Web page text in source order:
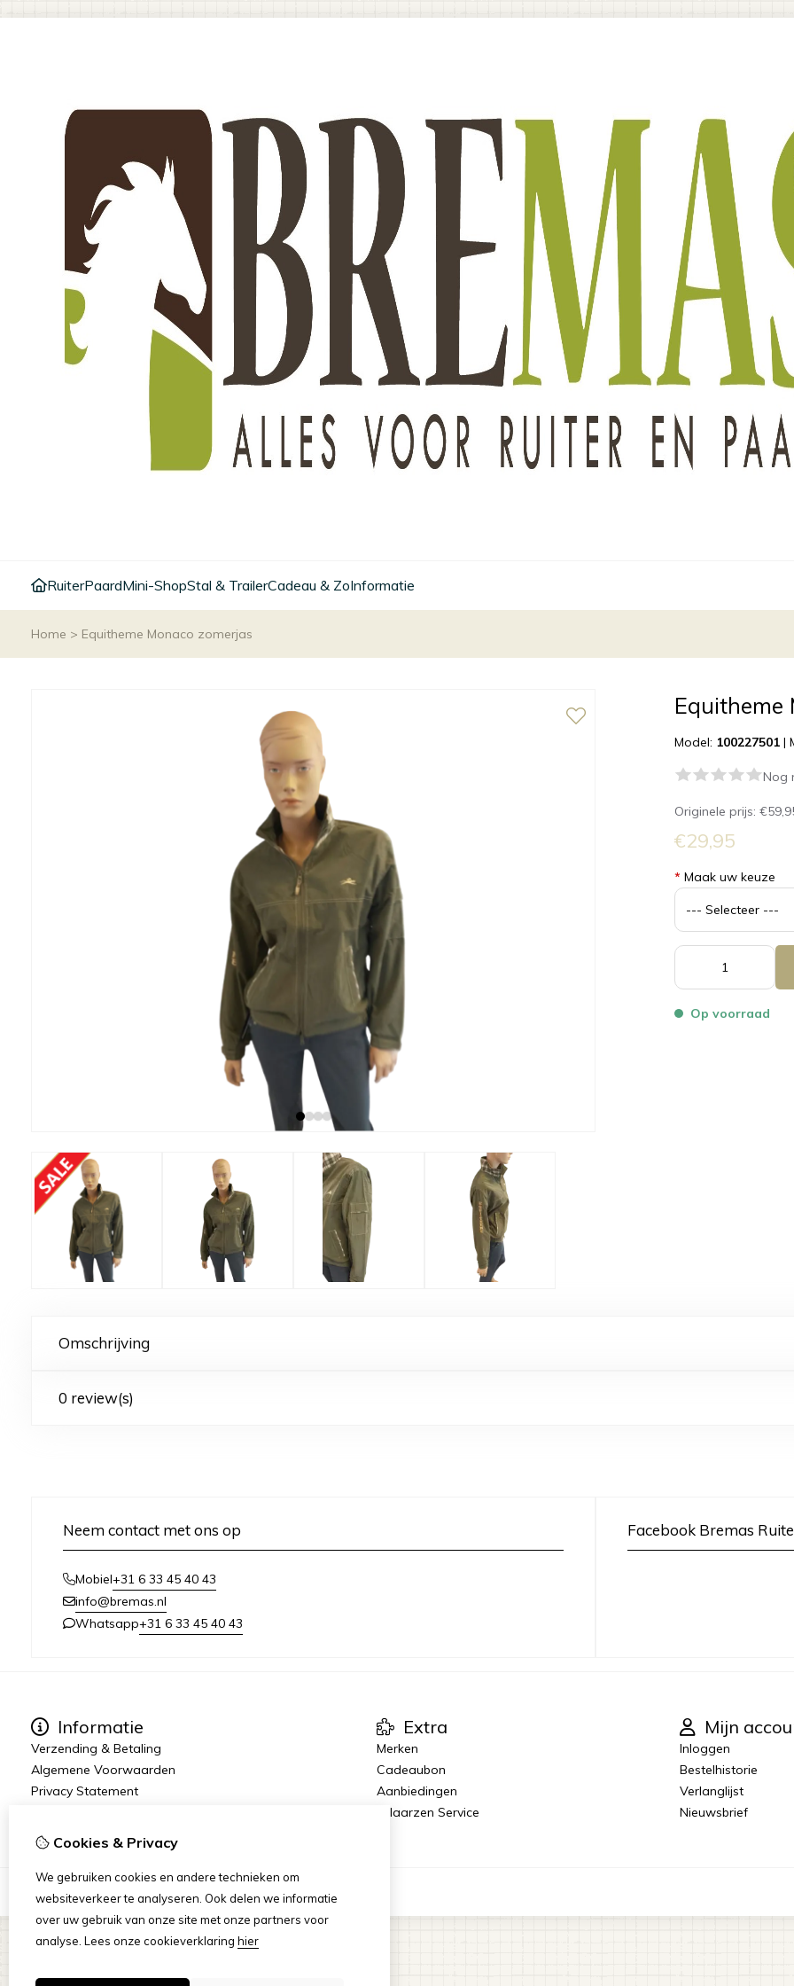
RuiterPaardMini-ShopStal & TrailerCadeau & ZoInformatie
Home > Equitheme Monaco zomerjas
Equitheme
Model: 100227501 |
Nog
Originele prijs:
€29,95
* Maak uw keuze
Op voorraad
Omschrijving
0 review(s)
Neem contact met ons op
Mobiel+31 6 33 45 40 43
info@bremas.nl
Whatsapp+31 6 33 45 40 43
Facebook Bremas
Informatie
Verzending & Betaling
Algemene Voorwaarden
Privacy Statement
Extra
Merken
Cadeaubon
Aanbiedingen
Rijlaarzen Service
Mijn
Inloggen
Bestelhistorie
Verlanglijst
Nieuwsbrief
Cookies & Privacy
We gebruiken cookies en andere technieken om
websiteverkeer te analyseren. Ook delen we informatie
over uw gebruik van onze site met onze partners voor
analyse. Lees onze cookieverklaring hier